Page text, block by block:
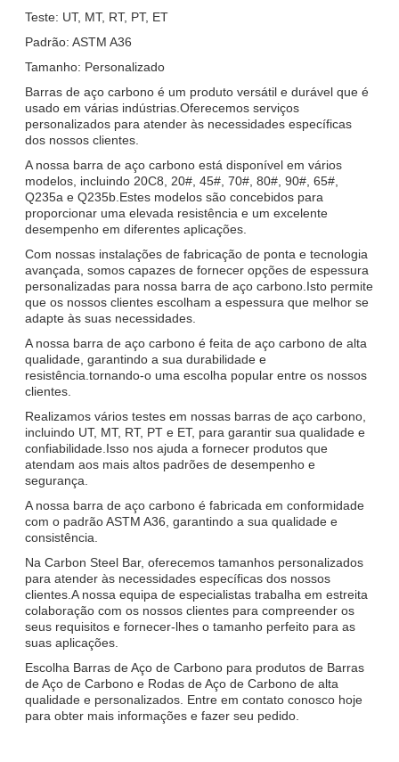
Teste: UT, MT, RT, PT, ET
Padrão: ASTM A36
Tamanho: Personalizado
Barras de aço carbono é um produto versátil e durável que é
usado em várias indústrias.Oferecemos serviços
personalizados para atender às necessidades específicas
dos nossos clientes.
A nossa barra de aço carbono está disponível em vários
modelos, incluindo 20C8, 20#, 45#, 70#, 80#, 90#, 65#,
Q235a e Q235b.Estes modelos são concebidos para
proporcionar uma elevada resistência e um excelente
desempenho em diferentes aplicações.
Com nossas instalações de fabricação de ponta e tecnologia
avançada, somos capazes de fornecer opções de espessura
personalizadas para nossa barra de aço carbono.Isto permite
que os nossos clientes escolham a espessura que melhor se
adapte às suas necessidades.
A nossa barra de aço carbono é feita de aço carbono de alta
qualidade, garantindo a sua durabilidade e
resistência.tornando-o uma escolha popular entre os nossos
clientes.
Realizamos vários testes em nossas barras de aço carbono,
incluindo UT, MT, RT, PT e ET, para garantir sua qualidade e
confiabilidade.Isso nos ajuda a fornecer produtos que
atendam aos mais altos padrões de desempenho e
segurança.
A nossa barra de aço carbono é fabricada em conformidade
com o padrão ASTM A36, garantindo a sua qualidade e
consistência.
Na Carbon Steel Bar, oferecemos tamanhos personalizados
para atender às necessidades específicas dos nossos
clientes.A nossa equipa de especialistas trabalha em estreita
colaboração com os nossos clientes para compreender os
seus requisitos e fornecer-lhes o tamanho perfeito para as
suas aplicações.
Escolha Barras de Aço de Carbono para produtos de Barras
de Aço de Carbono e Rodas de Aço de Carbono de alta
qualidade e personalizados. Entre em contato conosco hoje
para obter mais informações e fazer seu pedido.